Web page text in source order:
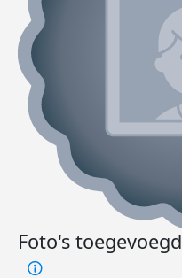
Foto's toegevoegd